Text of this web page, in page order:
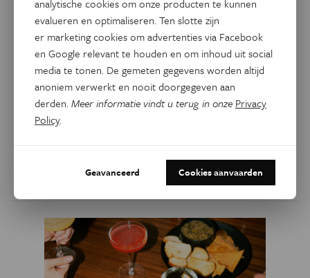
Waarom Vlaanderen water
tekort komt (ondanks al die
regen)
In Vlaanderen is er minder water beschikbaar per persoon
dan in Spanje of Griekenland. Verrast? Dat is logisch. Hoe
kan dat in een regio waar het zo vaak regent, en is er een
analytische cookies om onze producten te kunnen
evalueren en optimaliseren. Ten slotte zijn
er marketing cookies om advertenties via Facebook
en Google relevant te houden en om inhoud uit social
media te tonen. De gemeten gegevens worden altijd
anoniem verwerkt en nooit doorgegeven aan
derden.Meer informatie vindt u terug in onze Privacy
Policy.
Geavanceerd Cookies aanvaarden